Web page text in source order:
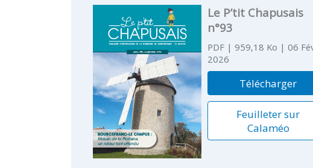
Le P’tit Chapusais
n°93
PDF| 959,18 Ko | 06
2026
Télécharger
Feuilleter sur
Calaméo